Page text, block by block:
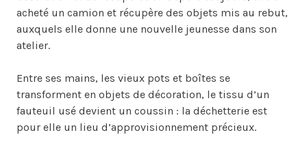
acheté un camion et récupère des objets mis au rebut,
auxquels elle donne une nouvelle jeunesse dans son
atelier.
Entre ses mains, les vieux pots et boîtes se
transforment en objets de décoration, le tissu d’un
fauteuil usé devient un coussin : la déchetterie est
pour elle un lieu d’approvisionnement précieux.